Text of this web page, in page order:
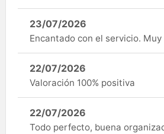
23/07/2026
Encantado con el servicio.
22/07/2026
Valoración 100% positiva
22/07/2026
Todo perfecto, buena